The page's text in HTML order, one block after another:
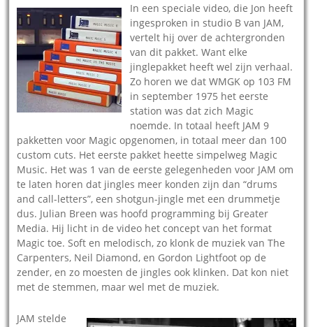
In een speciale video, die Jon heeft
ingesproken in studio B van JAM,
vertelt hij over de achtergronden
van dit pakket. Want elke
jinglepakket heeft wel zijn verhaal.
Zo horen we dat WMGK op 103 FM
in september 1975 het eerste
station was dat zich Magic
noemde. In totaal heeft JAM 9
pakketten voor Magic opgenomen, in totaal meer dan 100
custom cuts. Het eerste pakket heette simpelweg Magic
Music. Het was 1 van de eerste gelegenheden voor JAM om
te laten horen dat jingles meer konden zijn dan “drums
and call-letters”, een shotgun-jingle met een drummetje
dus. Julian Breen was hoofd programming bij Greater
Media. Hij licht in de video het concept van het format
Magic toe. Soft en melodisch, zo klonk de muziek van The
Carpenters, Neil Diamond, en Gordon Lightfoot op de
zender, en zo moesten de jingles ook klinken. Dat kon niet
met de stemmen, maar wel met de muziek.
JAM stelde